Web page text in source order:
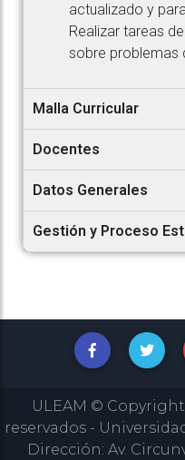
actualizado y
Realizar tareas
sobre problemas
Malla Curricular
Docentes
Datos Generales
Gestión y Proceso
ULEAM ©
reservados -
Dirección: Av.